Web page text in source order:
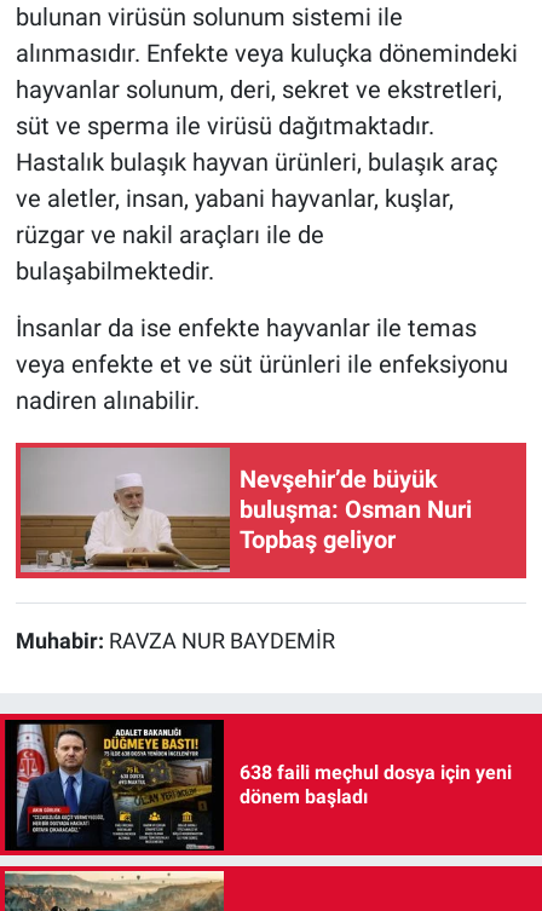
bulunan virüsün solunum sistemi ile
alınmasıdır. Enfekte veya kuluçka dönemindeki
hayvanlar solunum, deri, sekret ve ekstretleri,
süt ve sperma ile virüsü dağıtmaktadır.
Hastalık bulaşık hayvan ürünleri, bulaşık araç
ve aletler, insan, yabani hayvanlar, kuşlar,
rüzgar ve nakil araçları ile de
bulaşabilmektedir.
İnsanlar da ise enfekte hayvanlar ile temas
veya enfekte et ve süt ürünleri ile enfeksiyonu
nadiren alınabilir.
Nevşehir’de büyük
buluşma: Osman Nuri
Topbaş geliyor
Muhabir: RAVZA NUR BAYDEMİR
638 faili meçhul dosya için yeni
dönem başladı